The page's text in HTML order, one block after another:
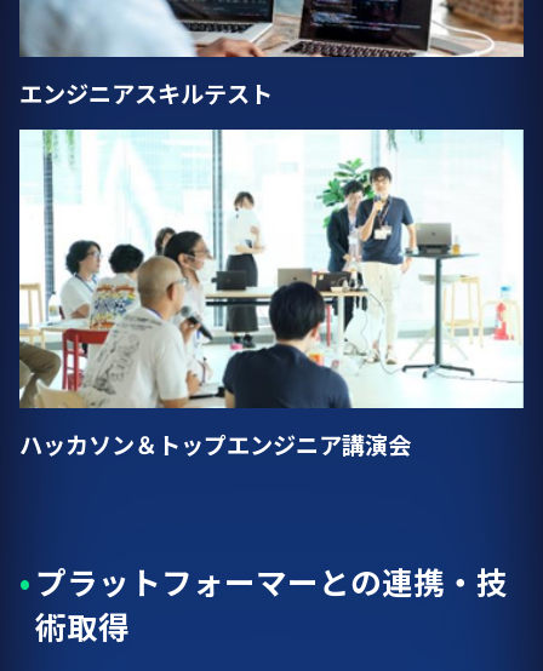
エンジニアスキルテスト
ハッカソン＆トップエンジニア講演会
プラットフォーマーとの連携・技
術取得